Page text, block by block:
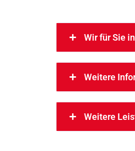
Wir für Sie
Weitere
Weitere